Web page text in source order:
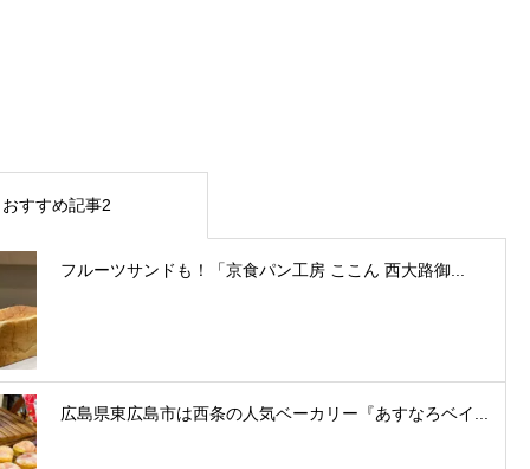
おすすめ記事2
フルーツサンドも！「京食パン工房 ここん 西大路御...
広島県東広島市は西条の人気ベーカリー『あすなろベイ...